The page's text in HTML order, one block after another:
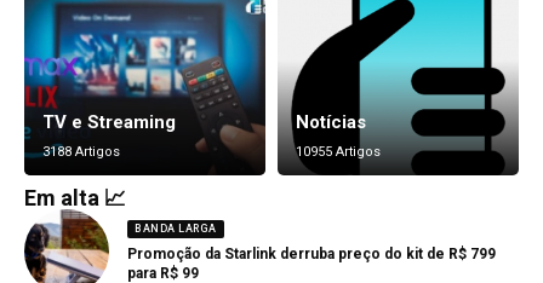
TV e Streaming
3188 Artigos
Notícias
10955 Artigos
Em alta 📈
BANDA LARGA
Promoção da Starlink derruba preço do kit de R$ 799
para R$ 99